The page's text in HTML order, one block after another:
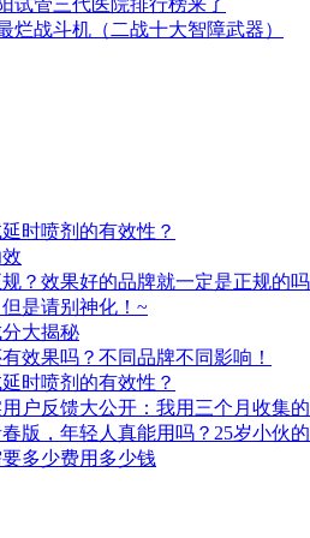
试管三代医院排行榜来了
烂战斗机（二战十大智障武器）
时喷剂的有效性？
？效果好的品牌就一定是正规的吗
是请别神化！~
大揭秘
效果吗？不同品牌不同影响！
时喷剂的有效性？
户反馈大公开：我用三个月收集
版，年轻人真能用吗？25岁小伙
多少费用多少钱